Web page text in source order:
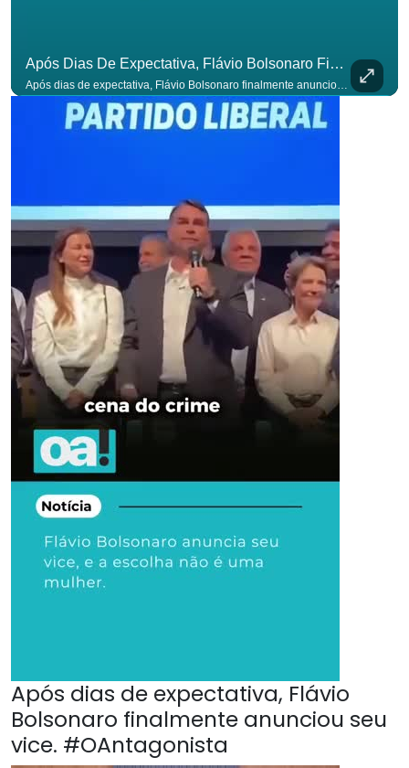
Após Dias De Expectativa, Flávio Bolsonaro Finalmente Anunciou Seu Vice. #OAntagonista
Após dias de expectativa, Flávio
Bolsonaro finalmente anunciou seu
vice. #OAntagonista